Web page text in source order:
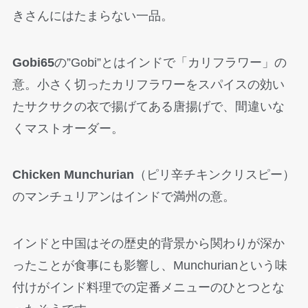
きさんにはたまらない一品。
Gobi65の”Gobi”とはインドで「カリフラワー」の
意。小さく切ったカリフラワーをスパイスの効い
たサクサクの衣で揚げてある唐揚げで、間違いな
くマストオーダー。
Chicken Munchurian （ピリ辛チキンクリスピー）
のマンチュリアンはインドで満州の意。
インドと中国はその歴史的背景から関わりが深か
ったことが食事にも影響し、Munchurianという味
付けがインド料理での定番メニューのひとつとな